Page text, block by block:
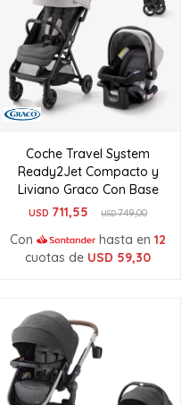
Coche Travel System
Ready2Jet Compacto y
Liviano Graco Con Base
USD 711,55 USD749,00
Con hasta en 12
cuotas de USD 59,30